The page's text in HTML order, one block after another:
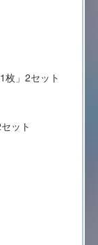
枚」2セット
ット